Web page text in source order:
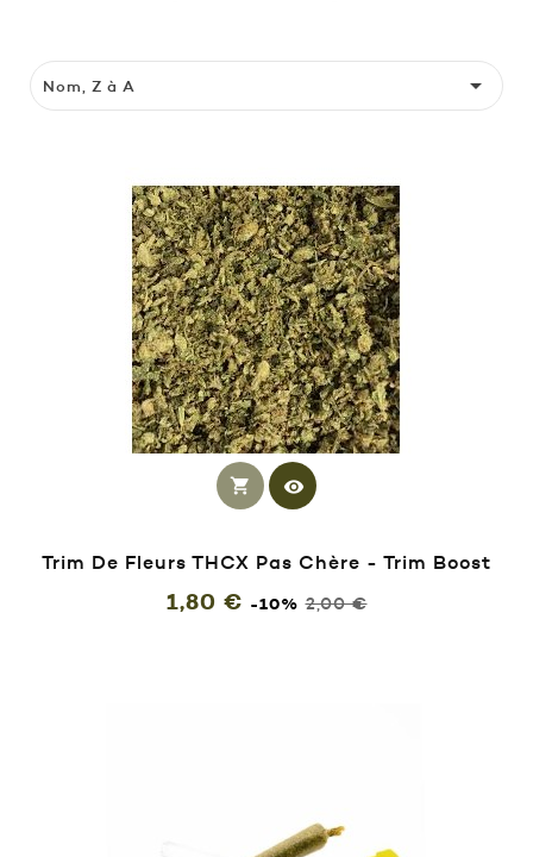
Nom, Z à A 
shopping_cart visibility
Trim De Fleurs THCX Pas Chère - Trim Boost
1,80 € -10% Prix
2,00 €Prix